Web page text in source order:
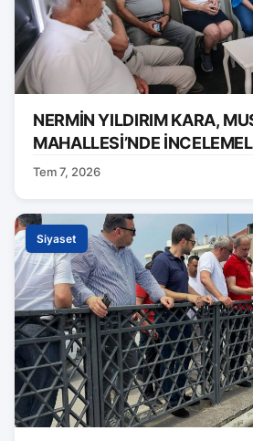
NERMİN YILDIRIM KARA,
MAHALLESİ’NDE
Tem 7, 2026
Siyaset